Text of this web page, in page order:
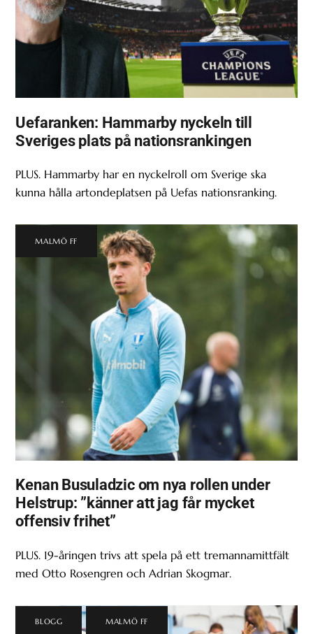
Uefaranken: Hammarby nyckeln till
Sveriges plats på nationsrankingen
PLUS. Hammarby har en nyckelroll om Sverige ska
kunna hålla artondeplatsen på Uefas nationsranking.
MALMÖ FF
Kenan Busuladzic om nya rollen under
Helstrup: ”känner att jag får mycket
offensiv frihet”
PLUS. 19-åringen trivs att spela på ett tremannamittfält
med Otto Rosengren och Adrian Skogmar.
BLOGG MALMÖ FF